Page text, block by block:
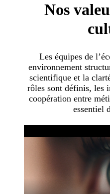
Nos
Les équipes de
environnement
scientifique et la
rôles sont définis, les
coopération entre
essentiel